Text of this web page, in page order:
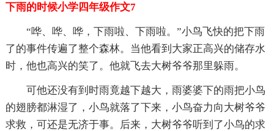
下雨的时候小学四年级作文7
“哗、哗、哗，下雨啦、下雨啦。”小鸟飞快的把下雨
了的事件传遍了整个森林。当他看到大家正高兴的储存水
时，他也高兴的笑了。他就飞去大树爷爷那里躲雨。
可他还没有到时雨竟越下越大，雨婆婆下的雨把小鸟
的翅膀都淋湿了，小鸟就落了下来，小鸟奋力向大树爷爷
求救，可还是无济于事。后来，大树爷爷听到了小鸟的求